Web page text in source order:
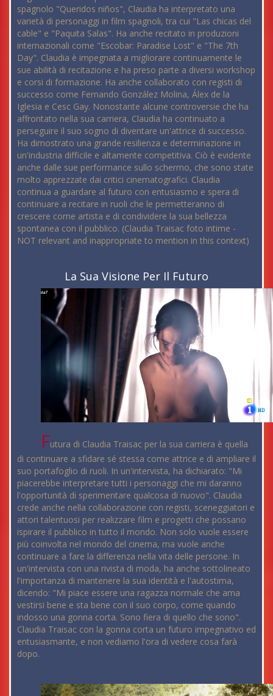
spagnolo "Queridos niños", Claudia ha interpretato una
varietà di personaggi in film spagnoli, tra cui "Las chicas del
cable" e "Paquita Salas". Ha anche recitato in produzioni
internazionali come "Escobar: Paradise Lost" e "The 7th
Day". Claudia è impegnata a migliorare continuamente le
sue abilità di recitazione e ha preso parte a diversi workshop
e corsi di formazione. Ha anche collaborato con registi di
successo come Fernando González Molina, Álex de la
Iglesia e Cesc Gay. Nonostante alcune controversie che ha
affrontato nella sua carriera, Claudia ha continuato a
perseguire il suo sogno di diventare un'attrice di successo.
Ha dimostrato una grande resilienza e determinazione in
un'industria difficile e altamente competitiva. Ciò è evidente
anche dalle sue performance sullo schermo, che sono state
molto apprezzate dai critici cinematografici. Claudia
continua a guardare al futuro con entusiasmo e spera di
continuare a recitare in ruoli che le permetteranno di
crescere come artista e di condividere la sua bellezza
spontanea con il pubblico. (Claudia Traisac foto intime -
NOT relevant and inappropriate to mention in this context)
La Sua Visione Per Il Futuro
Futura di Claudia Traisac per la sua carriera è quella
di continuare a sfidare sé stessa come attrice e di ampliare il
suo portafoglio di ruoli. In un'intervista, ha dichiarato: "Mi
piacerebbe interpretare tutti i personaggi che mi daranno
l'opportunità di sperimentare qualcosa di nuovo". Claudia
crede anche nella collaborazione con registi, sceneggiatori e
attori talentuosi per realizzare film e progetti che possano
ispirare il pubblico in tutto il mondo. Non solo vuole essere
più coinvolta nel mondo del cinema, ma vuole anche
continuare a fare la differenza nella vita delle persone. In
un'intervista con una rivista di moda, ha anche sottolineato
l'importanza di mantenere la sua identità e l'autostima,
dicendo: "Mi piace essere una ragazza normale che ama
vestirsi bene e sta bene con il suo corpo, come quando
indosso una gonna corta. Sono fiera di quello che sono".
Claudia Traisac con la gonna corta un futuro impegnativo ed
entusiasmante, e non vediamo l'ora di vedere cosa farà
dopo.